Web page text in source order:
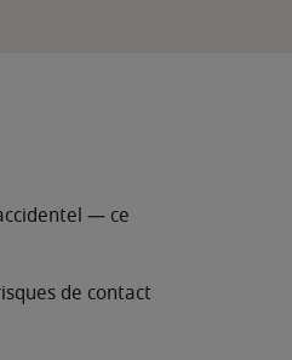
— ce
de contact